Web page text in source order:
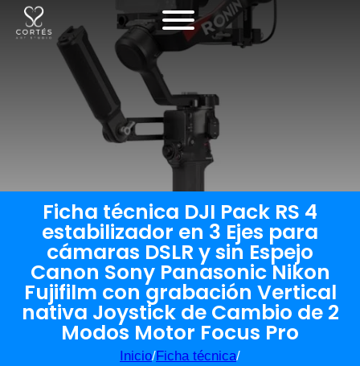
Ficha técnica DJI Pack RS 4
estabilizador en 3 Ejes para
cámaras DSLR y sin Espejo
Canon Sony Panasonic Nikon
Fujifilm con grabación Vertical
nativa Joystick de Cambio de 2
Modos Motor Focus Pro
Inicio/Ficha técnica/